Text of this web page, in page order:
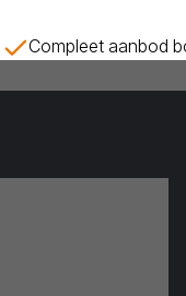
Compleet aanbod